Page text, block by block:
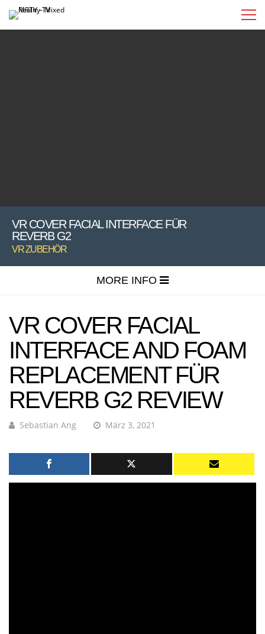
VR COVER FACIAL INTERFACE FÜR
REVERB G2
VR ZUBEHÖR
MORE INFO
VR COVER FACIAL
INTERFACE AND FOAM
REPLACEMENT FÜR
REVERB G2 REVIEW
Sebastian Ang März 3, 2021